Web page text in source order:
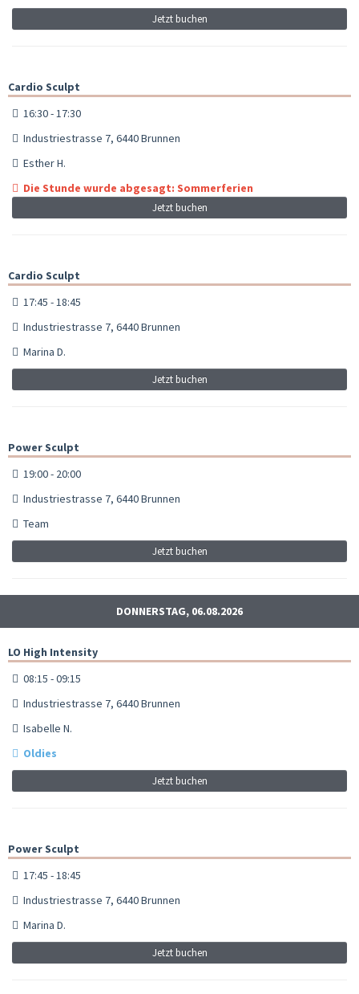
Jetzt buchen
Cardio Sculpt
16:30 - 17:30
Industriestrasse 7, 6440 Brunnen
Esther H.
Die Stunde wurde abgesagt: Sommerferien
Jetzt buchen
Cardio Sculpt
17:45 - 18:45
Industriestrasse 7, 6440 Brunnen
Marina D.
Jetzt buchen
Power Sculpt
19:00 - 20:00
Industriestrasse 7, 6440 Brunnen
Team
Jetzt buchen
DONNERSTAG, 06.08.2026
LO High Intensity
08:15 - 09:15
Industriestrasse 7, 6440 Brunnen
Isabelle N.
Oldies
Jetzt buchen
Power Sculpt
17:45 - 18:45
Industriestrasse 7, 6440 Brunnen
Marina D.
Jetzt buchen